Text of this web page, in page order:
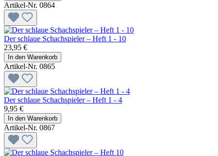
Artikel-Nr. 0864
Der schlaue Schachspieler – Heft 1 - 10
23,95 €
In den Warenkorb
Artikel-Nr. 0865
Der schlaue Schachspieler – Heft 1 - 4
9,95 €
In den Warenkorb
Artikel-Nr. 0867